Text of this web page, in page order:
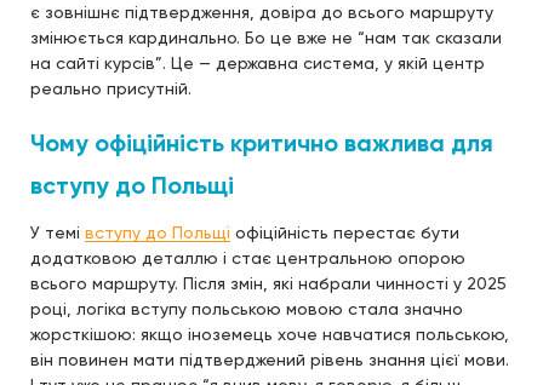
є зовнішнє підтвердження, довіра до всього маршруту
змінюється кардинально. Бо це вже не “нам так сказали
на сайті курсів”. Це — державна система, у якій центр
реально присутній.
Чому офіційність критично важлива для
вступу до Польщі
У темі вступу до Польщі офіційність перестає бути
додатковою деталлю і стає центральною опорою
всього маршруту. Після змін, які набрали чинності у 2025
році, логіка вступу польською мовою стала значно
жорсткішою: якщо іноземець хоче навчатися польською,
він повинен мати підтверджений рівень знання цієї мови.